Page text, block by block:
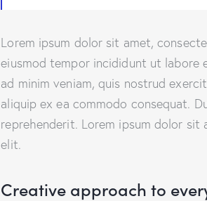
Lorem ipsum dolor sit amet,
eiusmod tempor incididunt ut labore
ad minim veniam, quis nostrud
aliquip ex ea commodo consequat.
reprehenderit. Lorem ipsum dolor sit
elit.
Creative approach to